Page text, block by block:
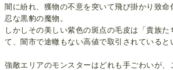
闇に紛れ、獲物の不意を突いて飛び掛かり致
忍な黒豹の魔物。
しかしその美しい紫色の斑点の毛皮は「貴族た
て、闇市で途轍もない高値で取引されていると
強敵エリアのモンスターはどれも手ごわいが、